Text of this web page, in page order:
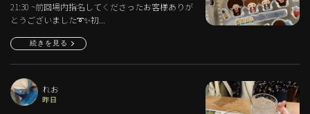
21:30 ~前回場内指名してくださったお客様ありが
とうございました➰✨️初...
続きを見る
れお
昨日